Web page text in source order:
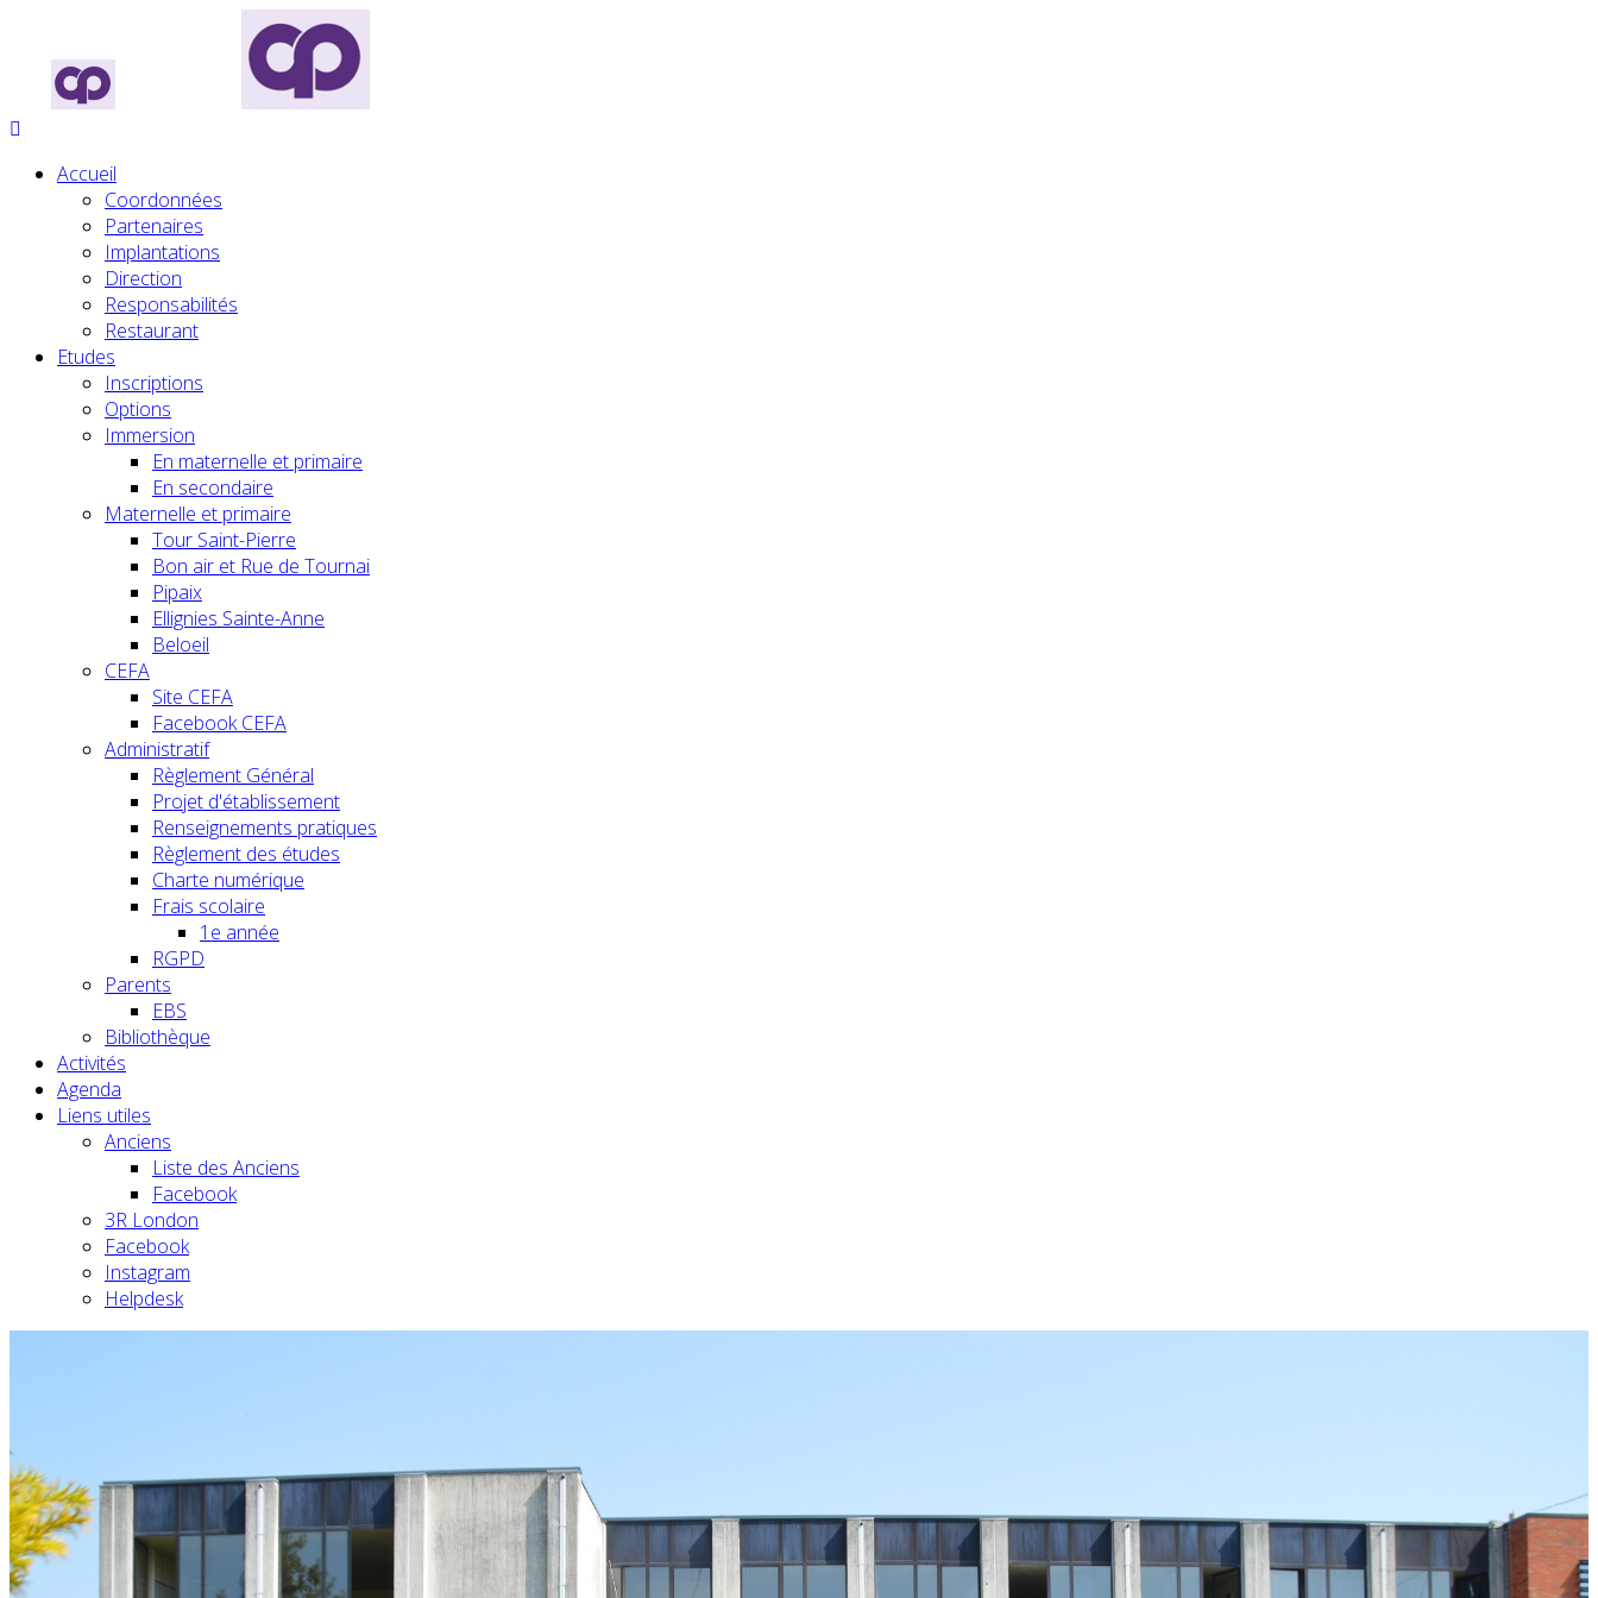
Accueil
Coordonnées
Partenaires
Implantations
Direction
Responsabilités
Restaurant
Etudes
Inscriptions
Options
Immersion
En maternelle et primaire
En secondaire
Maternelle et primaire
Tour Saint-Pierre
Bon air et Rue de Tournai
Pipaix
Ellignies Sainte-Anne
Beloeil
CEFA
Site CEFA
Facebook CEFA
Administratif
Règlement Général
Projet d'établissement
Renseignements pratiques
Règlement des études
Charte numérique
Frais scolaire
1e année
RGPD
Parents
EBS
Bibliothèque
Activités
Agenda
Liens utiles
Anciens
Liste des Anciens
Facebook
3R London
Facebook
Instagram
Helpdesk